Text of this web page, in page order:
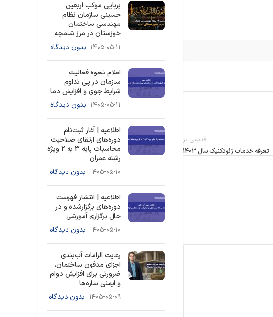
قدیمی تر
تعرفه خدمات ژئوتکنیک سال 1403
برپایی موکب اربعین
حسینی سازمان نظام
مهندسی ساختمان
خوزستان در مرز شلمچه
۱۴۰۵-۰۵-۱۱ بدون دیدگاه
اعلام نحوه فعالیت
سازمان در پی تداوم
شرایط جوی و افزایش دما
۱۴۰۵-۰۵-۱۱ بدون دیدگاه
اطلاعیه | آغاز ثبت‌نام
دوره‌های ارتقای صلاحیت
محاسبات پایه 3 به ۲ ویژه
رشته عمران
۱۴۰۵-۰۵-۱۰ بدون دیدگاه
اطلاعیه | انتشار فهرست
دوره‌های برگزارشده و در
حال برگزاری آموزشی
۱۴۰۵-۰۵-۱۰ بدون دیدگاه
رعایت الزامات آب‌بندی
اجزای مدفون ساختمان،
ضرورتی برای افزایش دوام
و ایمنی سازه‌ها
۱۴۰۵-۰۵-۰۹ بدون دیدگاه